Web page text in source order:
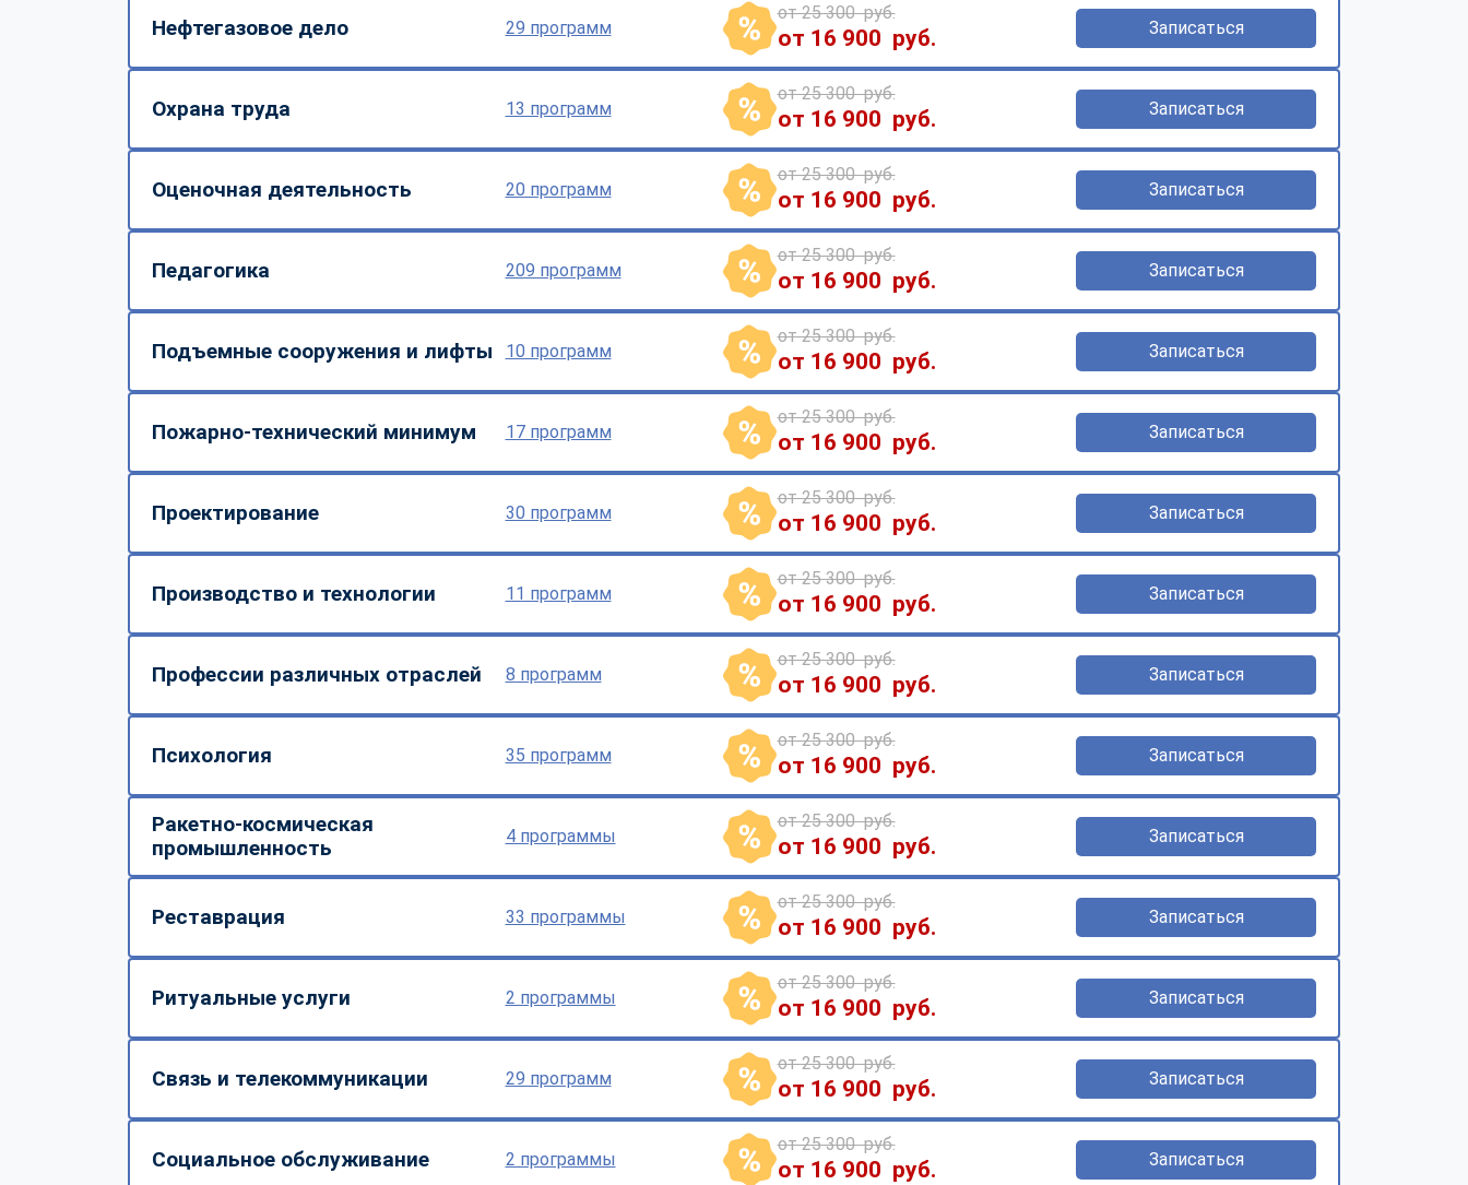
Нефтегазовое дело 29 программ
от 25 300 руб.
от 16 900 руб. Записаться
Охрана труда 13 программ
от 25 300 руб.
от 16 900 руб. Записаться
Оценочная деятельность 20 программ
от 25 300 руб.
от 16 900 руб. Записаться
Педагогика 209 программ
от 25 300 руб.
от 16 900 руб. Записаться
Подъемные сооружения и лифты 10 программ
от 25 300 руб.
от 16 900 руб. Записаться
Пожарно-технический минимум 17 программ
от 25 300 руб.
от 16 900 руб. Записаться
Проектирование 30 программ
от 25 300 руб.
от 16 900 руб. Записаться
Производство и технологии 11 программ
от 25 300 руб.
от 16 900 руб. Записаться
Профессии различных отраслей 8 программ
от 25 300 руб.
от 16 900 руб. Записаться
Психология 35 программ
от 25 300 руб.
от 16 900 руб. Записаться
Ракетно-космическая
промышленность
4 программы
от 25 300 руб.
от 16 900 руб. Записаться
Реставрация 33 программы
от 25 300 руб.
от 16 900 руб. Записаться
Ритуальные услуги 2 программы
от 25 300 руб.
от 16 900 руб. Записаться
Связь и телекоммуникации 29 программ
от 25 300 руб.
от 16 900 руб. Записаться
Социальное обслуживание 2 программы
от 25 300 руб.
от 16 900 руб. Записаться